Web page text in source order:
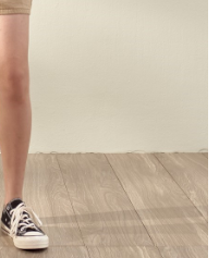
先享後付」服務完成之交
並將交易相關給付款項請求債
：
監護人之同意方可使用
起之損失，本公司不負相關責
帳號之用戶狀況，依本公司即
之情形，本公司將視審查結果
冊。若發現惡意使用之情形，
使用額度並採取法律行動。